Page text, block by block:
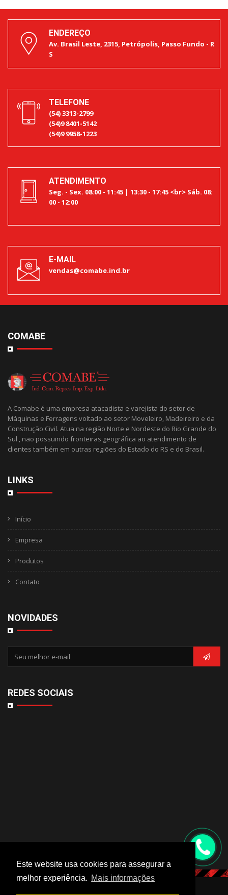
Este website usa cookies para assegurar a
melhor experiência. Mais informações
ENDEREÇO
Av. Brasil Leste, 2315, Petrópolis, Passo Fundo - R
S
TELEFONE
(54) 3313-2799
(54)9 8401-5142
(54)9 9958-1223
ATENDIMENTO
Seg. - Sex. 08:00 - 11:45 | 13:30 - 17:45 <br> Sáb. 08:
00 - 12:00
E-MAIL
vendas@comabe.ind.br
COMABE
A Comabe é uma empresa atacadista e varejista do setor de
Máquinas e Ferragens voltado ao setor Moveleiro, Madeireiro e da
Construção Civil. Atua na região Norte e Nordeste do Rio Grande do
Sul , não possuindo fronteiras geográfica ao atendimento de
clientes também em outras regiões do Estado do RS e do Brasil.
LINKS
Início
Empresa
Produtos
Contato
NOVIDADES
REDES SOCIAIS